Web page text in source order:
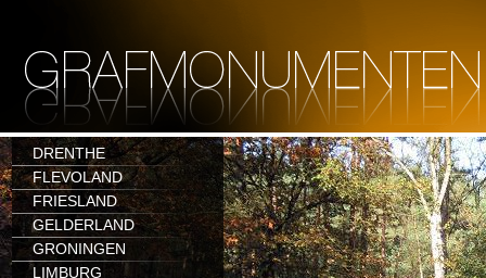
DRENTHE
FLEVOLAND
FRIESLAND
GELDERLAND
GRONINGEN
LIMBURG